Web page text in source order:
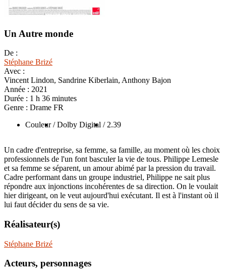
Un Autre monde
De :
Stéphane Brizé
Avec :
Vincent Lindon, Sandrine Kiberlain, Anthony Bajon
Année : 2021
Durée : 1 h 36 minutes
Genre : Drame FR
Couleur / Dolby Digital / 2.39
Un cadre d'entreprise, sa femme, sa famille, au moment où les choix
professionnels de l'un font basculer la vie de tous. Philippe Lemesle
et sa femme se séparent, un amour abimé par la pression du travail.
Cadre performant dans un groupe industriel, Philippe ne sait plus
répondre aux injonctions incohérentes de sa direction. On le voulait
hier dirigeant, on le veut aujourd'hui exécutant. Il est à l'instant où il
lui faut décider du sens de sa vie.
Réalisateur(s)
Stéphane Brizé
Acteurs, personnages